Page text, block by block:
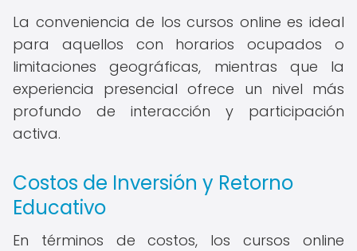
La conveniencia de los cursos online es ideal
para aquellos con horarios ocupados o
limitaciones geográficas, mientras que la
experiencia presencial ofrece un nivel más
profundo de interacción y participación
activa.
Costos de Inversión y Retorno
Educativo
En términos de costos, los cursos online